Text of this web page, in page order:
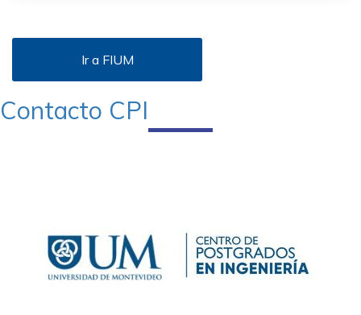
Ir a FIUM
Contacto CPI